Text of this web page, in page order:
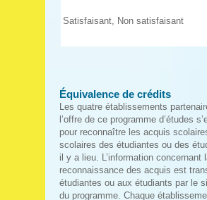
Satisfaisant, Non satisfaisant
Équivalence de crédits
Les quatre établissements
l’offre de ce programme d’études
pour reconnaître les acquis
scolaires des étudiantes ou des
il y a lieu. L’information concernant
reconnaissance des acquis est
étudiantes ou aux étudiants par le
du programme. Chaque